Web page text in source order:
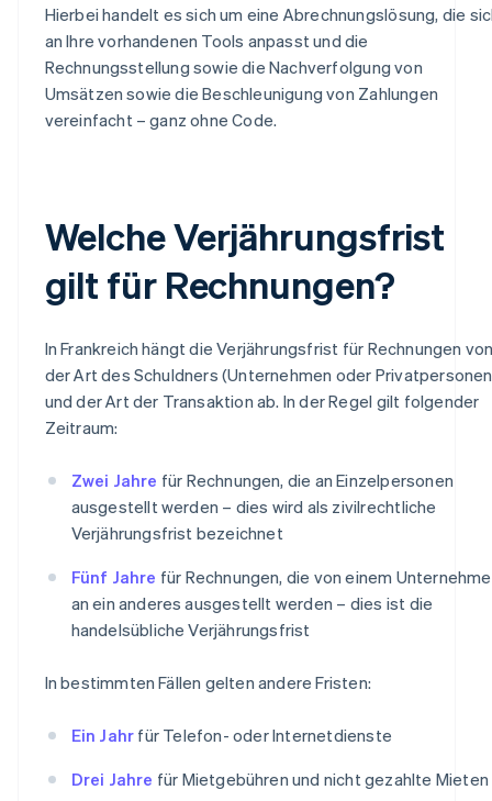
Hierbei handelt es sich um eine Abrechnungslösung, die
an Ihre vorhandenen Tools anpasst und die
Rechnungsstellung sowie die Nachverfolgung von
Umsätzen sowie die Beschleunigung von Zahlungen
vereinfacht – ganz ohne Code.
Welche Verjährungsfrist
gilt für Rechnungen?
In Frankreich hängt die Verjährungsfrist für Rechnungen
der Art des Schuldners (Unternehmen oder
und der Art der Transaktion ab. In der Regel gilt folgender
Zeitraum:
Zwei Jahre für Rechnungen, die an Einzelpersonen
ausgestellt werden – dies wird als zivilrechtliche
Verjährungsfrist bezeichnet
Fünf Jahre für Rechnungen, die von einem
an ein anderes ausgestellt werden – dies ist die
handelsübliche Verjährungsfrist
In bestimmten Fällen gelten andere Fristen:
Ein Jahr für Telefon- oder Internetdienste
Drei Jahre für Mietgebühren und nicht gezahlte Mieten